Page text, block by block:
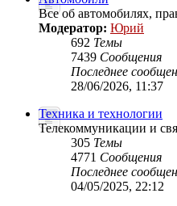
Все об автомобилях,
Модератор: Юрий
692 Темы
7439 Сообщения
Последнее
28/06/2026, 11:37
Техника и технологии
Телекоммуникации и
305 Темы
4771 Сообщения
Последнее
04/05/2025, 22:12